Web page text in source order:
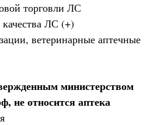
торговли ЛС
ЛС (+)
ветеринарные аптечные
министерством
не относится аптека